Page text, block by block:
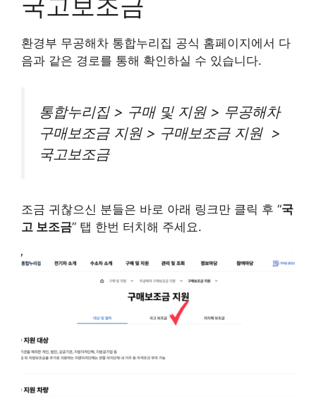
환경부 무공해차 통합누리집 공식 홈페이지에서 다
음과 같은 경로를 통해 확인하실 수 있습니다.
통합누리집 > 구매 및 지원 > 무공해차
구매보조금 지원 > 구매보조금 지원 >
국고보조금
조금 귀찮으신 분들은 바로 아래 링크만 클릭 후 “국
고 보조금” 탭 한번 터치해 주세요.